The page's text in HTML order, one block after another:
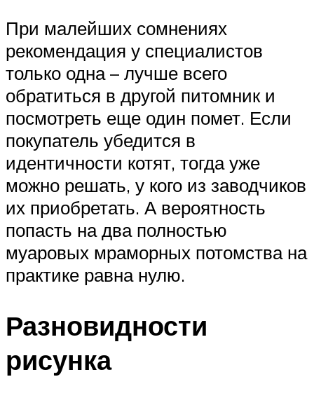
При малейших сомнениях
рекомендация у специалистов
только одна – лучше всего
обратиться в другой питомник и
посмотреть еще один помет. Если
покупатель убедится в
идентичности котят, тогда уже
можно решать, у кого из заводчиков
их приобретать. А вероятность
попасть на два полностью
муаровых мраморных потомства на
практике равна нулю.
Разновидности
рисунка